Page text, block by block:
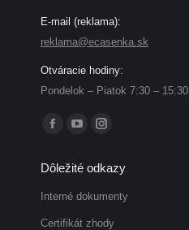
E-mail (reklama):
reklama@ecasenka.sk
Otváracie hodiny:
Pondelok – Piatok 7:30 – 15:30
Find us on:
Facebook
opens
in
new
YouTube
opens
in
new
Instagram
opens
in
new
Dôležité odkazy
Interné dokumenty
Certifikát zhody